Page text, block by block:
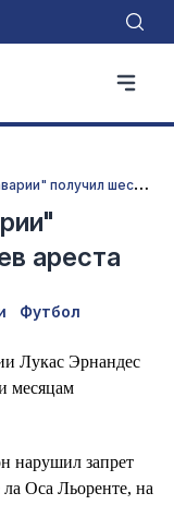
З
вездный игрок "Баварии" получил шесть месяцев ареста
ареста
Футбол
Лукас Эрнандес
месяцам
нарушил запрет
Оса Льоренте, на